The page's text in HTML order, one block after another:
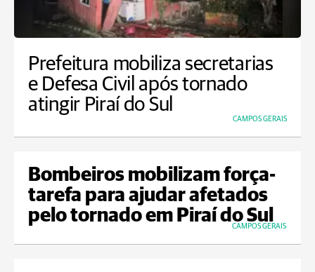
Prefeitura mobiliza secretarias
e Defesa Civil após tornado
atingir Piraí do Sul
CAMPOS GERAIS
Bombeiros mobilizam força-
tarefa para ajudar afetados
pelo tornado em Piraí do Sul
CAMPOS GERAIS